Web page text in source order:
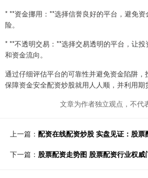
* **资金挪用：**选择信誉良好的平台，避免
险。
* **不透明交易：**选择交易透明的平台，让
和资金流向。
通过仔细评估平台的可靠性并避免资金陷阱
保障资金安全配资炒股就用人人顺，并利用期
文章为作者独立观点，不代
上一篇： 配资在线配资炒股 实盘见证：股
下一篇： 股票配资走势图 股票配资行业权